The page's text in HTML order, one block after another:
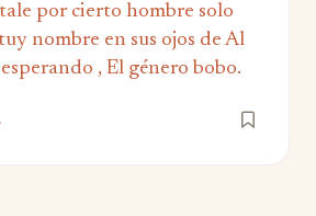
por cierto hombre solo
nombre en sus ojos de Al
, El género bobo.